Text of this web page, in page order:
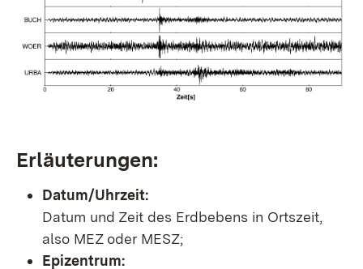
Erläuterungen:
Datum/Uhrzeit:
Datum und Zeit des Erdbebens in Ortszeit,
also MEZ oder MESZ;
Epizentrum: